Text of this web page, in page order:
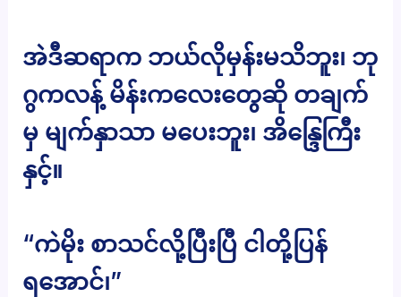
အဲဒီဆရာက ဘယ်လိုမှန်းမသိဘူး၊ ဘု
ဂွကလန့် မိန်းကလေးတွေဆို တချက်
မှ မျက်နှာသာ မပေးဘူး၊ အိန္ဒြေကြီး
နှင့်။
“ကဲမိုး စာသင်လို့ပြီးပြီ ငါတို့ပြန်
ရအောင်၊”